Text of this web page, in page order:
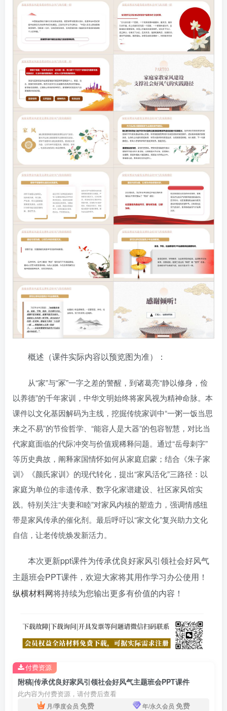
概述（课件实际内容以预览图为准）：
从“家”与“冢”一字之差的警醒，到诸葛亮“静以修身，俭
以养德”的千年家训，中华文明始终将家风视为精神命脉。本
课件以文化基因解码为主线，挖掘传统家训中“一粥一饭当思
来之不易”的节俭哲学、“能容人是大器”的包容智慧，对比当
代家庭面临的代际冲突与价值观稀释问题。通过“岳母刺字”
等历史典故，阐释家国情怀如何从家庭启蒙；结合《朱子家
训》《颜氏家训》的现代转化，提出“家风活化”三路径：以
家庭为单位的非遗传承、数字化家谱建设、社区家风馆实
践。特别关注“夫妻和睦”对家风内核的塑造力，强调情感纽
带是家风传承的催化剂。最后呼吁以“家文化”复兴助力文化
自信，让老传统焕发新活力。
本次更新ppt课件为传承优良好家风引领社会好风气
主题班会PPT课件，欢迎大家将其用作学习办公使用！
纵横材料网将持续为您输出更多有价值的内容！
附稿|传承优良好家风引领社会好风气主题班会PPT课件
此内容为付费资源，请付费后查看
月/季度会员 免费 年/永久会员 免费
付费资源